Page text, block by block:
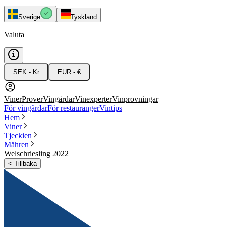
Sverige Tyskland
Valuta
SEK - Kr EUR - €
VinerProverVingårdarVinexperterVinprovningar
För vingårdarFör restaurangerVintips
Hem
Viner
Tjeckien
Mähren
Welschriesling 2022
< Tillbaka